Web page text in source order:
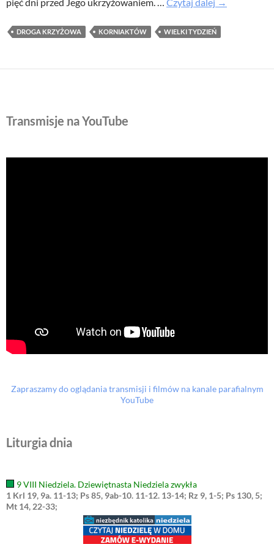
DROGA KRZYŻOWA KORNIAKTÓW WIELKI TYDZIEŃ
Transmisje na YouTube
Zapraszamy do oglądania transmisji i filmów na kanale parafialnym
YouTube
Liturgia dnia
9 VIII Niedziela. Dziewiętnasta Niedziela zwykła
1 Krl 19, 9a. 11-13; Ps 85, 9ab-10. 11-12. 13-14; Rz 9, 1-5; Ps 130, 5;
Mt 14, 22-33;